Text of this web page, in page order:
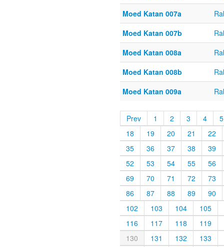
Moed Katan 007a
Moed Katan 007b
Moed Katan 008a
Moed Katan 008b
Moed Katan 009a
Prev 1 2 3 4
5
18
19 20 21
22
35
36 37 38
39
52
53 54 55
56
69
70 71 72
73
86
87 88 89
90
102
103 104
105
116
117 118
119
130
131 132
133